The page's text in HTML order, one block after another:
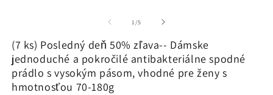
en
una
ventana
modal
1/de
5
(7 ks) Posledný deň 50% zľava-- Dámske
jednoduché a pokročilé antibakteriálne spodné
prádlo s vysokým pásom, vhodné pre ženy s
hmotnosťou 70-180g